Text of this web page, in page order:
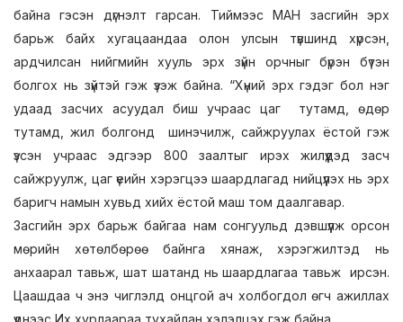
байна гэсэн дүгнэлт гарсан. Тиймээс МАН засгийн эрх
барьж байх хугацаандаа олон улсын түвшинд хүрсэн,
ардчилсан нийгмийн хууль эрх зүйн орчныг бүрэн бүтэн
болгох нь зүйтэй гэж үзэж байна. “Хүний эрх гэдэг бол нэг
удаад засчих асуудал биш учраас цаг тутамд, өдөр
тутамд, жил болгонд шинэчилж, сайжруулах ёстой гэж
үзсэн учраас эдгээр 800 заалтыг ирэх жилүүдэд засч
сайжруулж, цаг үеийн хэрэгцээ шаардлагад нийцүүлэх нь эрх
баригч намын хувьд хийх ёстой маш том даалгавар.
Засгийн эрх барьж байгаа нам сонгуульд дэвшүүлж орсон
мөрийн хөтөлбөрөө байнга хянаж, хэрэгжилтэд нь
анхаарал тавьж, шат шатанд нь шаардлагаа тавьж ирсэн.
Цаашдаа ч энэ чиглэлд онцгой ач холбогдол өгч ажиллах
үүднээс Их хурлаараа тухайлан хэлэлцэх гэж байна.